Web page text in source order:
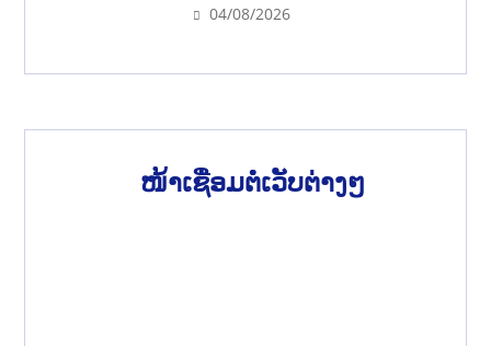
04/08/2026
ໜ້າເຊື່ອມຕໍ່ເວັບຕ່າງໆ